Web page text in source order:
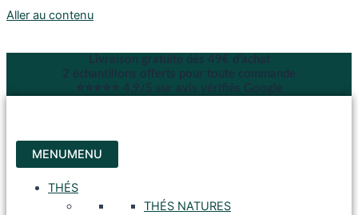
Aller au contenu
Livraison gratuite dès 49€ d'achat
2 échantillons offerts pour toute commande
⭐⭐⭐⭐⭐ 4,9/5 sur avis vérifiés Google
MENUMENU
THÉS
THÉS NATURES